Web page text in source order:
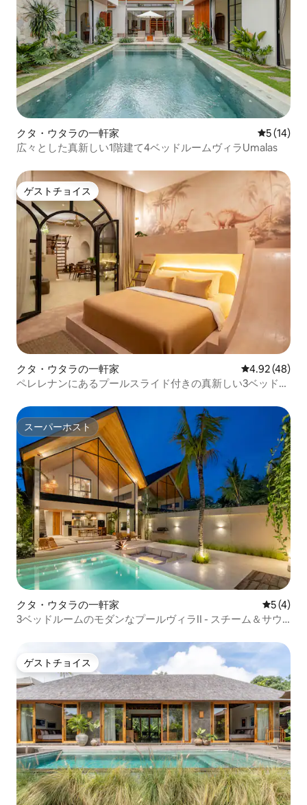
クタ・ウタラの一軒家 レビュー
5 (14)
広々とした真新しい1階建て4ベッドルームヴィラUmalas
ゲストチョイス
ゲストチョイス
クタ・ウタラの一軒家 レビュー48
4.92 (48)
ペレレナンにあるプールスライド付きの真新しい3ベッドル
スーパーホスト
スーパーホスト
クタ・ウタラの一軒家 レビュー
5 (4)
3ベッドルームのモダンなプールヴィラII - スチーム＆サウ
ゲストチョイス
ゲストチョイス